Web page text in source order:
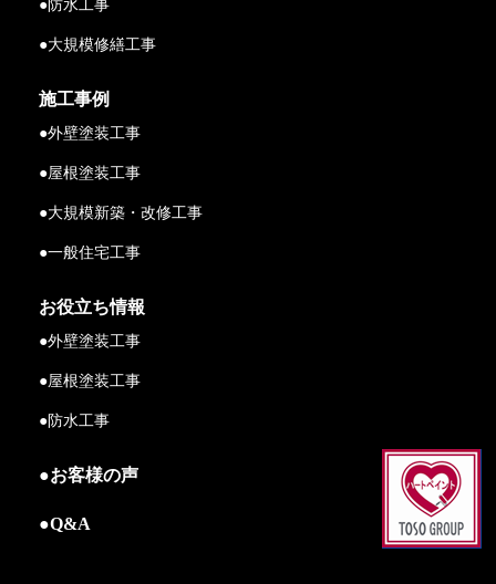
●防水工事
●大規模修繕工事
施工事例
●外壁塗装工事
●屋根塗装工事
●大規模新築・改修工事
●一般住宅工事
お役立ち情報
●外壁塗装工事
●屋根塗装工事
●防水工事
●お客様の声
●Q&A